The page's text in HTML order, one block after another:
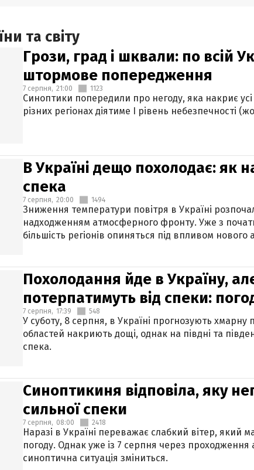
та світу
Грози, град і шквали: по всій
штормове попередження
7 серпня, 21:00 1123
Синоптики попередили про негоду, яка накриє усі
різних регіонах діятиме І рівень небезпечності
В Україні дещо похолодає: як
спека
7 серпня, 20:00 1494
Зниження температури повітря в Україні
надходженням атмосферного фронту. Уже з
більшість регіонів опиняться під впливом нового
Похолодання йде в Україну,
потерпатимуть від спеки:
7 серпня, 17:39 548
У суботу, 8 серпня, в Україні прогнозують хмарну
областей накриють дощі, однак на півдні та
спека.
Синоптикиня відповіла, яку
сильної спеки
7 серпня, 08:00 2418
Наразі в Україні переважає слабкий вітер, який
погоду. Однак уже із 7 серпня через
синоптична ситуація зміниться.